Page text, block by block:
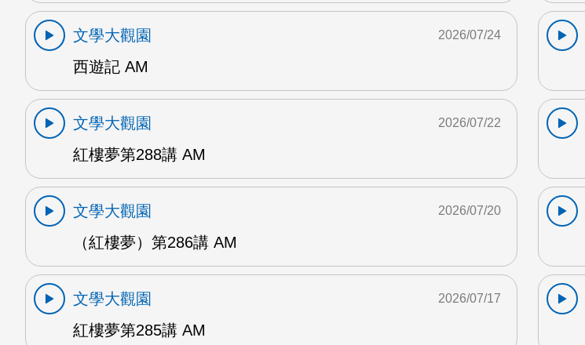
文學大觀園
西遊記 AM
2026/07/24
文學大觀園
紅樓夢第288講 AM
2026/07/22
文學大觀園
（紅樓夢）第286講 AM
2026/07/20
文學大觀園
紅樓夢第285講 AM
2026/07/17